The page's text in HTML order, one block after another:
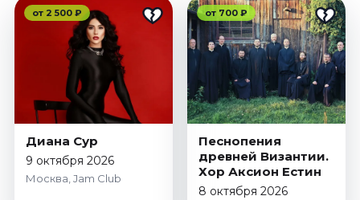
от 2 500 ₽
Диана Сур
9 октября 2026
Москва, Jam Club
от 700 ₽
Песнопения
древней Византии.
Хор Аксион Естин
8 октября 2026